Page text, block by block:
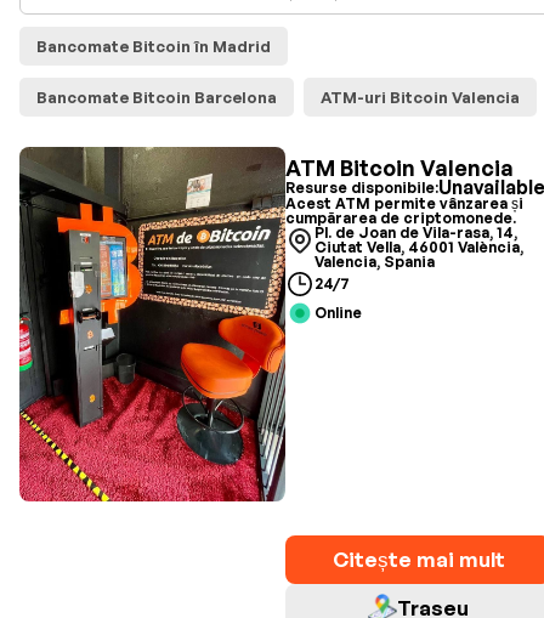
Bancomate Bitcoin în Madrid
Bancomate Bitcoin Barcelona ATM-uri Bitcoin Valencia
ATM Bitcoin Valencia
Resurse disponibile:Unavailable
Acest ATM permite vânzarea și
cumpărarea de criptomonede.
Pl. de Joan de Vila-rasa, 14,
Ciutat Vella, 46001 València,
Valencia, Spania
24/7
Online
Citește mai mult
Traseu